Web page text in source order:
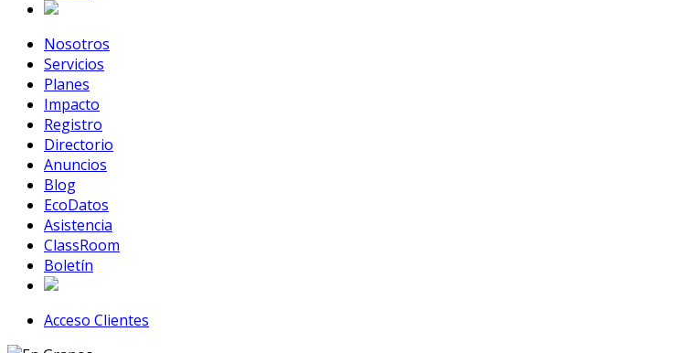
Nosotros
Servicios
Planes
Impacto
Registro
Directorio
Anuncios
Blog
EcoDatos
Asistencia
ClassRoom
Boletín
Acceso Clientes